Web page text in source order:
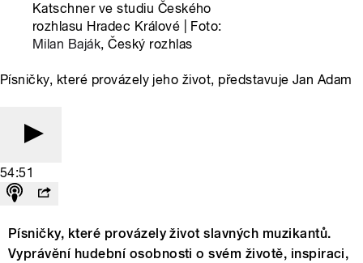
Katschner ve studiu Českého
rozhlasu Hradec Králové | Foto:
Milan Baják, Český rozhlas
Písničky, které provázely jeho život, představuje Jan Adam
54:51
Písničky, které provázely život slavných muzikantů.
Vyprávění hudební osobnosti o svém životě, inspiraci,